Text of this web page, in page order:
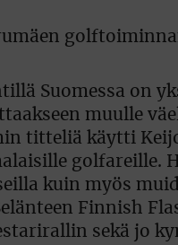
Suomessa on
muulle
titteliä käytti
golfareille.
kuin myös
Finnish
sekä jo